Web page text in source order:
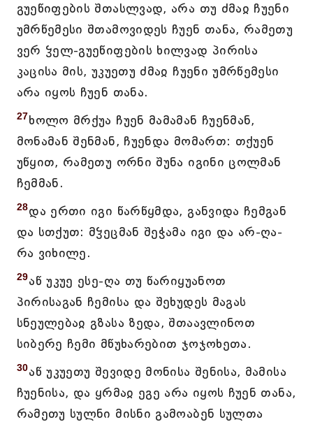
გუეწიფების შთასლვად, არა თუ ძმაჲ ჩუენი
უმრწემესი შთამოვიდეს ჩუენ თანა, რამეთუ
ვერ ჴელ-გუეწიფების ხილვად პირისა
კაცისა მის, უკუეთუ ძმაჲ ჩუენი უმრწემესი
არა იყოს ჩუენ თანა.
27ხოლო მრქუა ჩუენ მამამან ჩუენმან,
მონამან შენმან, ჩუენდა მომართ: თქუენ
უწყით, რამეთუ ორნი შუნა იგინი ცოლმან
ჩემმან.
28და ერთი იგი წარწყმდა, განვიდა ჩემგან
და სთქუთ: მჴეცმან შეჭამა იგი და არ-ღა-
რა ვიხილე.
29აწ უკუე ესე-ღა თუ წარიყუანოთ
პირისაგან ჩემისა და შეხუდეს მაგას
სნეულებაჲ გზასა ზედა, შთაავლინოთ
სიბერე ჩემი მწუხარებით ჯოჯოხეთა.
30აწ უკუეთუ შევიდე მონისა შენისა, მამისა
ჩუენისა, და ყრმაჲ ეგე არა იყოს ჩუენ თანა,
რამეთუ სულნი მისნი გამოაბენ სულთა